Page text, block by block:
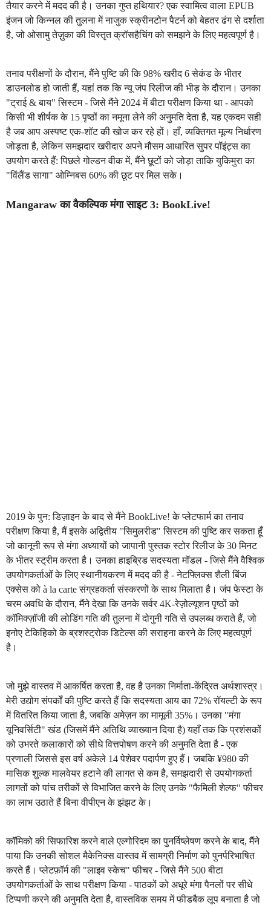
तैयार करने में मदद की है। उनका गुप्त हथियार? एक स्वामित्व वाला EPUB
इंजन जो किन्नल की तुलना में नाजुक स्क्रीनटोन पैटर्न को बेहतर ढंग से दर्शाता
है, जो ओसामु तेज़ुका की विस्तृत क्रॉसहैचिंग को समझने के लिए महत्वपूर्ण है।
तनाव परीक्षणों के दौरान, मैंने पुष्टि की कि 98% खरीद 6 सेकंड के भीतर
डाउनलोड हो जाती हैं, यहां तक कि न्यू जंप रिलीज की भीड़ के दौरान। उनका
"ट्राई & बाय" सिस्टम - जिसे मैंने 2024 में बीटा परीक्षण किया था - आपको
किसी भी शीर्षक के 15 पृष्ठों का नमूना लेने की अनुमति देता है, यह एकदम सही
है जब आप अस्पष्ट एक-शॉट की खोज कर रहे हों। हाँ, व्यक्तिगत मूल्य निर्धारण
जोड़ता है, लेकिन समझदार खरीदार अपने मौसम आधारित सुपर पॉइंट्स का
उपयोग करते हैं: पिछले गोल्डन वीक में, मैंने छूटों को जोड़ा ताकि युकिमुरा का
"विंलैंड सागा" ओम्निबस 60% की छूट पर मिल सके।
Mangaraw का वैकल्पिक मंगा साइट 3: BookLive!
2019 के पुन: डिज़ाइन के बाद से मैंने BookLive! के प्लेटफार्म का तनाव
परीक्षण किया है, मैं इसके अद्वितीय "सिमुलरीड" सिस्टम की पुष्टि कर सकता हूँ
जो कानूनी रूप से मंगा अध्यायों को जापानी पुस्तक स्टोर रिलीज के 30 मिनट
के भीतर स्ट्रीम करता है। उनका हाइब्रिड सदस्यता मॉडल - जिसे मैंने वैश्विक
उपयोगकर्ताओं के लिए स्थानीयकरण में मदद की है - नेटफ्लिक्स शैली बिंज
एक्सेस को à la carte संग्रहकर्ता संस्करणों के साथ मिलाता है। जंप फेस्टा के
चरम अवधि के दौरान, मैंने देखा कि उनके सर्वर 4K-रेज़ोल्यूशन पृष्ठों को
कॉमिक्ज़ॉजी की लोडिंग गति की तुलना में दोगुनी गति से उपलब्ध कराते हैं, जो
इनोए टेकिहिको के ब्रशस्ट्रोक डिटेल्स की सराहना करने के लिए महत्वपूर्ण
है।
जो मुझे वास्तव में आकर्षित करता है, वह है उनका निर्माता-केंद्रित अर्थशास्त्र।
मेरी उद्योग संपर्कों की पुष्टि करते हैं कि सदस्यता आय का 72% रॉयल्टी के रूप
में वितरित किया जाता है, जबकि अमेज़न का मामूली 35%। उनका "मंगा
यूनिवर्सिटी" खंड (जिसमें मैंने अतिथि व्याख्यान दिया है) यहाँ तक कि प्रशंसकों
को उभरते कलाकारों को सीधे वित्तपोषण करने की अनुमति देता है - एक
प्रणाली जिससे इस वर्ष अकेले 14 पेशेवर पदार्पण हुए हैं। जबकि ¥980 की
मासिक शुल्क मालवेयर हटाने की लागत से कम है, समझदारी से उपयोगकर्ता
लागतों को पांच तरीकों से विभाजित करने के लिए उनके "फैमिली शेल्फ" फीचर
का लाभ उठाते हैं बिना वीपीएन के झंझट के।
कॉमिको की सिफारिश करने वाले एल्गोरिदम का पुनर्विष्लेषण करने के बाद, मैंने
पाया कि उनकी सोशल मैकेनिक्स वास्तव में सामग्री निर्माण को पुनर्परिभाषित
करते हैं। प्लेटफ़ॉर्म की "लाइव स्केच" फीचर - जिसे मैंने 500 बीटा
उपयोगकर्ताओं के साथ परीक्षण किया - पाठकों को अधूरे मंगा पैनलों पर सीधे
टिप्पणी करने की अनुमति देता है, वास्तविक समय में फीडबैक लूप बनाता है जो